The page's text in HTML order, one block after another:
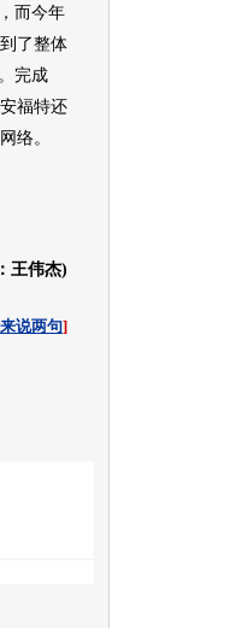
而今年
了整体
完成
福特还
网络。
王伟杰)
说两句]